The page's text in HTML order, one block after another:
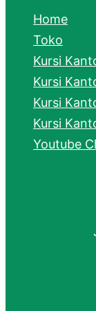
h
Home
Toko
Kursi
Kursi
Kursi
Kursi
Youtube